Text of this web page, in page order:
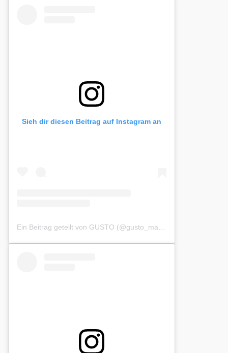
Sieh dir diesen Beitrag auf Instagram an
Ein Beitrag geteilt von GUSTO (@gusto_magazin)